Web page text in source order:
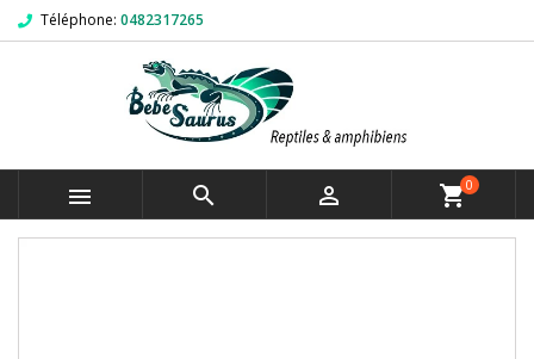
Téléphone: 0482317265
   shopping_cart0